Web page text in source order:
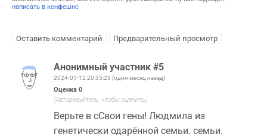
написать в конфешнс
Анонимный участник #5
2024-01-12 20:35:23 (один месяц назад)
Оценка 0
(Авторизуйтесь, чтобы оценить)
Верьте в сСвои гены! Людмила из
генетически одарённой семьи. семьи.